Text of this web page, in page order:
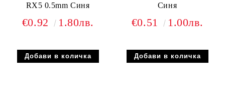
RX5 0.5mm Синя
€0.92 1.80лв.
Синя
€0.51 1.00лв.